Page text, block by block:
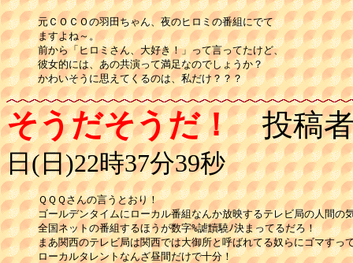
元ＣＯＣＯの羽田ちゃん、夜のヒロミの番組にでて
ますよね～。
前から「ヒロミさん、大好き！」って言ってたけど、
彼女的には、あの共演って満足なのでしょうか？
かわいそうに思えてくるのは、私だけ？？？
そうだそうだ！投稿
日(日)22時37分39秒
ＱＱＱさんの言うとおり！
ゴールデンタイムにローカル番組なんか放映するテレビ局の人間の
全国ネットの番組するほうが数字%謔黷驍ﾉ決まってるだろ！
まあ関西のテレビ局は関西では大御所と呼ばれてる奴らにゴマすっ
ローカルタレントなんざ昼間だけで十分！